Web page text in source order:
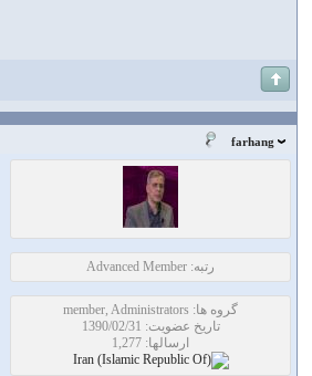
farhang
رتبه: Advanced Member
گروه ها: member, Administrators
تاریخ عضویت: 1390/02/31
ارسالها: 1,277